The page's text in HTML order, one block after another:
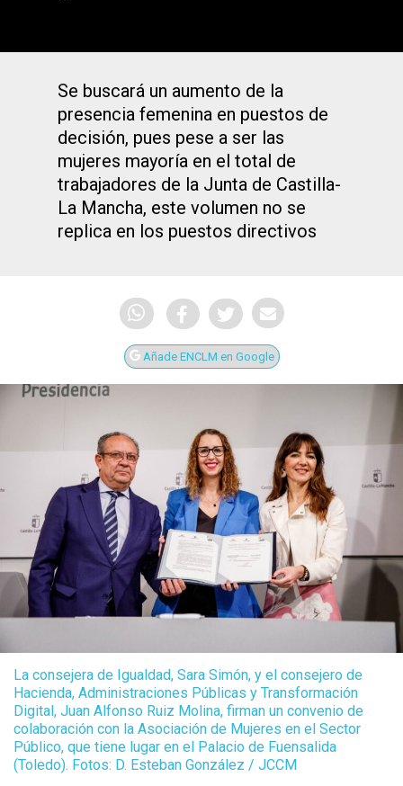
Se buscará un aumento de la
presencia femenina en puestos de
decisión, pues pese a ser las
mujeres mayoría en el total de
trabajadores de la Junta de Castilla-
La Mancha, este volumen no se
replica en los puestos directivos
Añade ENCLM en Google
La consejera de Igualdad, Sara Simón, y el consejero de
Hacienda, Administraciones Públicas y Transformación
Digital, Juan Alfonso Ruiz Molina, firman un convenio de
colaboración con la Asociación de Mujeres en el Sector
Público, que tiene lugar en el Palacio de Fuensalida
(Toledo). Fotos: D. Esteban González / JCCM